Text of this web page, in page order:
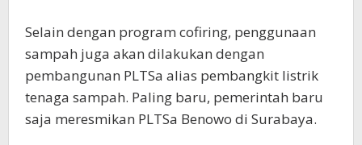
Selain dengan program cofiring, penggunaan
sampah juga akan dilakukan dengan
pembangunan PLTSa alias pembangkit listrik
tenaga sampah. Paling baru, pemerintah baru
saja meresmikan PLTSa Benowo di Surabaya.